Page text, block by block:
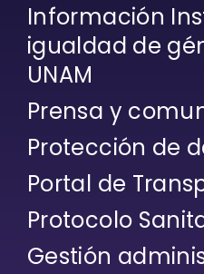
Información
igualdad de
UNAM
Prensa y
Protección de
Portal de
Protocolo
Gestión